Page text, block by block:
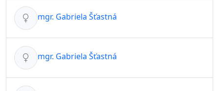
mgr. Gabriela Šťastná
mgr. Gabriela Šťastná